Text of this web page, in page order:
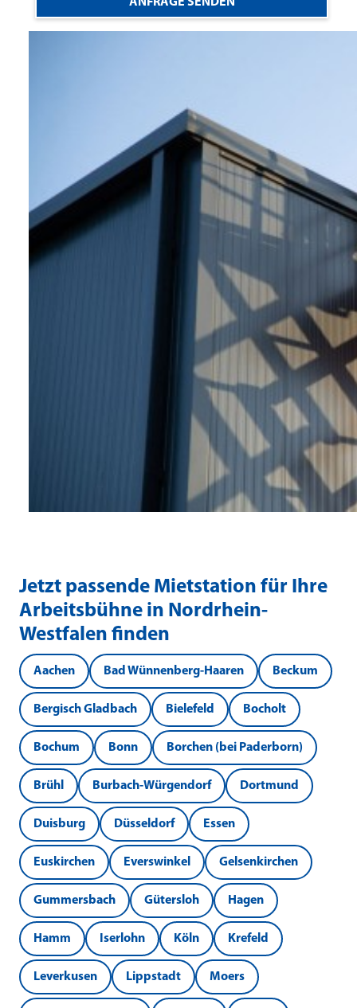
ANFRAGE SENDEN
Jetzt passende Mietstation für Ihre
Arbeitsbühne in Nordrhein-
Westfalen finden
Aachen Bad Wünnenberg-Haaren Beckum
Bergisch Gladbach Bielefeld Bocholt
Bochum Bonn Borchen (bei Paderborn)
Brühl Burbach-Würgendorf Dortmund
Duisburg Düsseldorf Essen
Euskirchen Everswinkel Gelsenkirchen
Gummersbach Gütersloh Hagen
Hamm Iserlohn Köln Krefeld
Leverkusen Lippstadt Moers